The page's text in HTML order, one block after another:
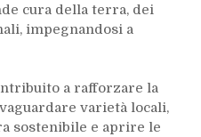
cura della terra, dei
impegnandosi a
a rafforzare la
varietà locali,
sostenibile e aprire le